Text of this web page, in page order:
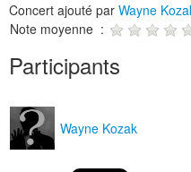
Concert ajouté par Wayne
Note moyenne :
Participants
Wayne Kozak